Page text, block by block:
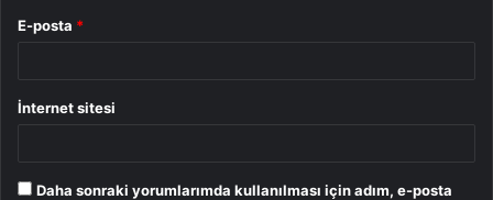
E-posta *
İnternet sitesi
Daha sonraki yorumlarımda kullanılması için adım, e-posta